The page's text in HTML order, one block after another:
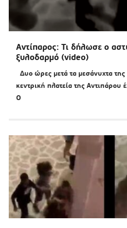
Αντίπαρος: Τι δήλωσε ο
ξυλοδαρμό (video)
Δυο ώρες μετά τα μεσάνυχτα
κεντρική πλατεία της Αντιπάρου
Ο